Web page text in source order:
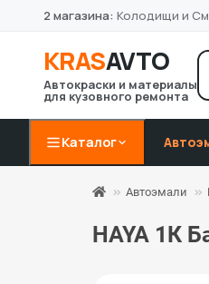
2 магазина: Колодищи и
KRASAVTO
Автокраски и материалы
для кузовного ремонта
Каталог
Автоэмали
HAYA 1К